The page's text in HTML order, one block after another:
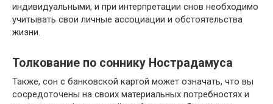
индивидуальными, и при интерпретации снов необходимо
учитывать свои личные ассоциации и обстоятельства
жизни.
Толкование по соннику Нострадамуса
Также, сон с банковской картой может означать, что вы
сосредоточены на своих материальных потребностях и